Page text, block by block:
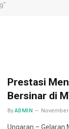
Prestasi
Bersinar di
By ADMIN November
Ungaran – Gelaran